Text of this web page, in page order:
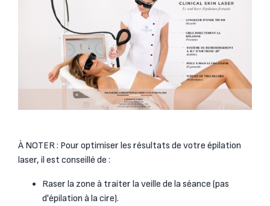
À NOTER : Pour optimiser les résultats de votre épilation
laser, il est conseillé de :
Raser la zone à traiter la veille de la séance (pas
d'épilation à la cire).